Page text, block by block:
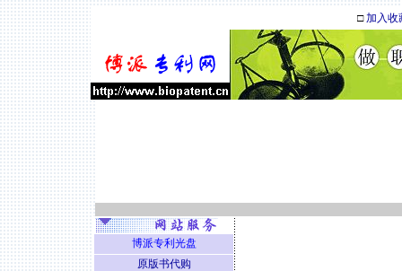
□加入收
博派专利光盘
原版书代购